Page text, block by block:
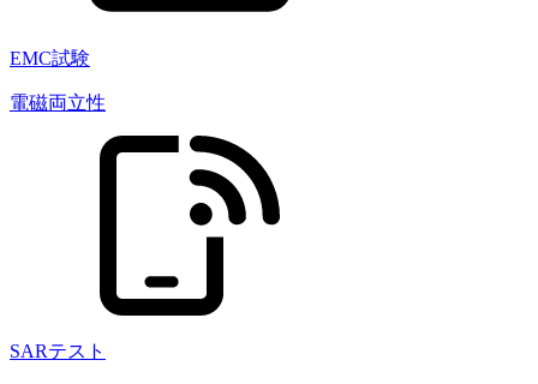
EMC試験
電磁両立性
SARテスト